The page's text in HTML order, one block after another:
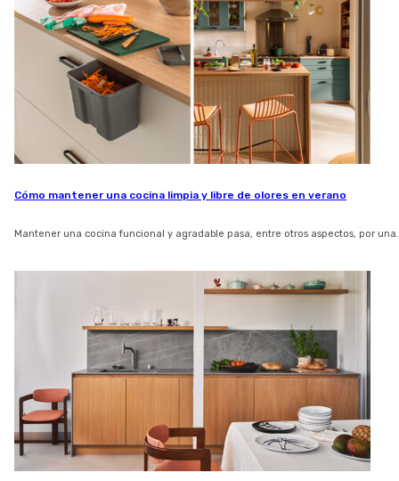
Cómo mantener una cocina limpia y libre de olores en verano
Mantener una cocina funcional y agradable pasa, entre otros aspectos, por